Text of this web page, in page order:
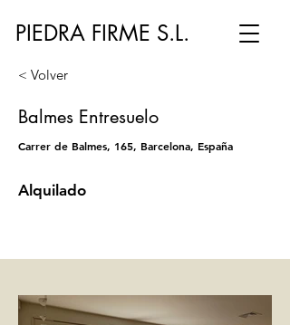
PIEDRA FIRME S.L.
< Volver
Balmes Entresuelo
Carrer de Balmes, 165, Barcelona, España
Alquilado